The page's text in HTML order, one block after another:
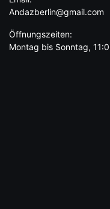
Andazberlin@gmail.com
Öffnungszeiten:
Montag bis Sonntag,